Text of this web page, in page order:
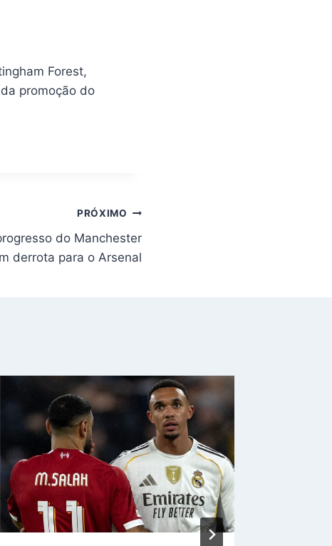
Forest,
promoção do
PRÓXIMO
do Manchester
derrota para o Arsenal